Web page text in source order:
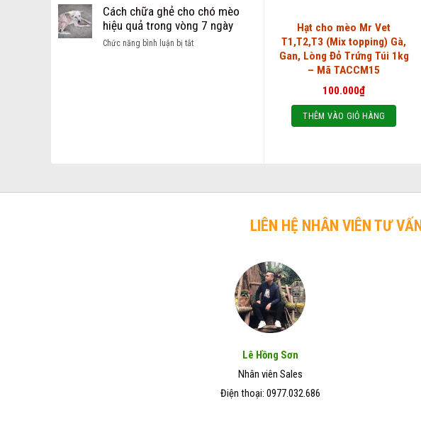
người
mua
nhất
giống
chó
có
Mẫu
bát
thức
Cách chữa ghẻ cho chó mèo
hiệu quả trong vòng 7 ngày
Chức năng bình luận bị tắtở
7
Hạt cho mèo Mr Vet
T1,T2,T3 (Mix topping) Gà,
Gan, Lòng Đỏ Trứng Túi 1kg
– Mã TACCM15
100.000₫
THÊM VÀO GIỎ HÀNG
LIÊN HỆ NHÂN VIÊN TƯ
Lê Hồng Sơn
Nhân viên Sales
Điện thoại: 0977.032.686